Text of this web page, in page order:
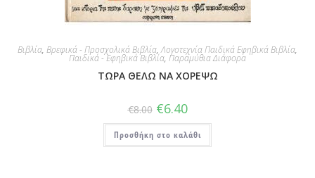
Βιβλία, Βρεφικά - Προσχολικά Βιβλία,Λογοτεχνία Παιδικά Εφηβικά Βιβλία,
Παιδικά - Εφηβικά Βιβλία, Παραμύθια Διάφορα
ΤΩΡΑ ΘΕΛΩ ΝΑ ΧΟΡΕΨΩ
€8.00 €6.40
Προσθήκη στο καλάθι